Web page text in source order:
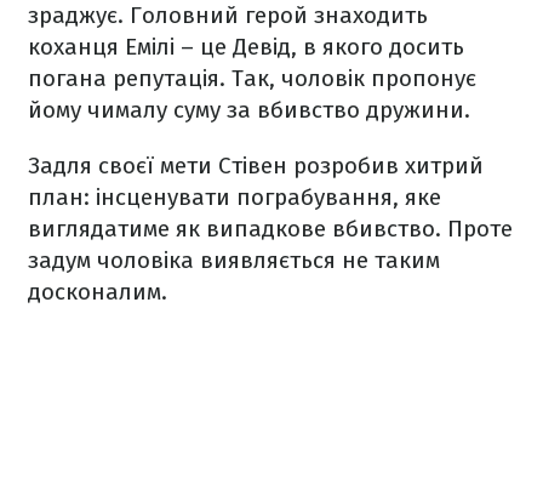
зраджує. Головний герой знаходить
коханця Емілі – це Девід, в якого досить
погана репутація. Так, чоловік пропонує
йому чималу суму за вбивство дружини.
Задля своєї мети Стівен розробив хитрий
план: інсценувати пограбування, яке
виглядатиме як випадкове вбивство. Проте
задум чоловіка виявляється не таким
досконалим.